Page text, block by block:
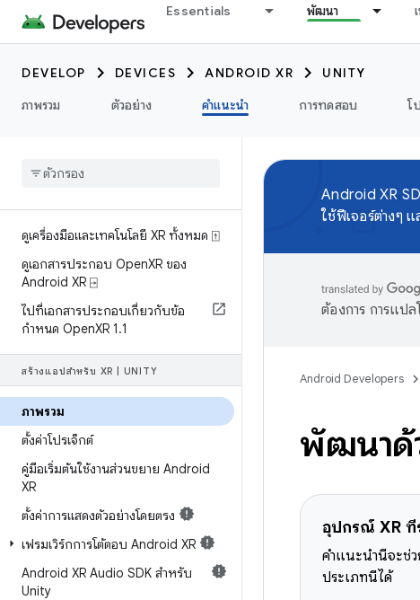
Essentials พัฒนา
DEVELOP DEVICES ANDROID XR
UNITY
ภาพรวม
ตัวอย่าง คำแนะนำ การทดสอบ โ
ดูเครื่องมือและเทคโนโลยี XR ทั้งหมด ⍐
ดูเอกสารประกอบ OpenXR ของ
Android XR ⍈
ไปที่เอกสารประกอบเกี่ยวกับข้อ
กำหนด OpenXR 1.1
สร้างแอปสำหรับ XR UNITY
ภาพรวม
ตั้งค่าโปรเจ็กต์
คู่มือเริ่มต้นใช้งานส่วนขยาย Android
XR
ตั้งค่าการแสดงตัวอย่างโดยตรง
เฟรมเวิร์กการโต้ตอบ Android XR
Android XR Audio SDK สำหรับ
Unity
Android XR
ใช้ฟีเจอร์ต่างๆ
ต้องการ การแป
Android Developers
พัฒนาด้
อุปกรณ์ XR ที่
คำแนะนำนี้จะช่
ประเภทนี้ได้